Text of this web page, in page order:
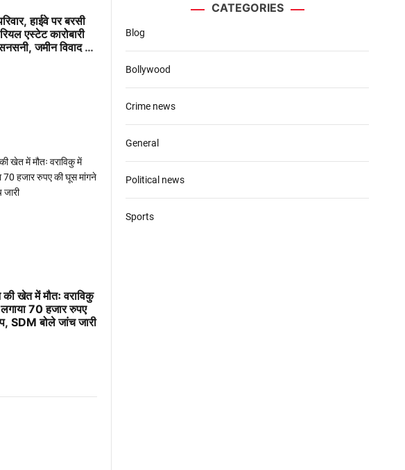
हाईवे पर बरसी
एस्टेट कारोबारी
जमीन विवाद पर
की खेत में मौतः वराविकु
70 हजार रुपए
SDM बोले जांच जारी
CATEGORIES
Blog
Bollywood
Crime news
General
Political news
Sports